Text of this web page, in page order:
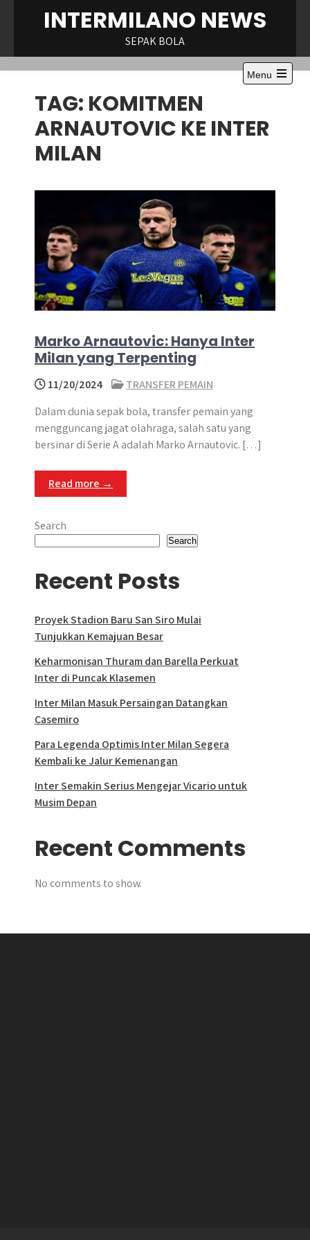
INTERMILANO NEWS
SEPAK BOLA
Menu
Open
TAG: KOMITMEN
ARNAUTOVIC KE INTER
MILAN
Marko Arnautovic: Hanya Inter
Milan yang Terpenting
11/20/2024
TRANSFER PEMAIN
Dalam dunia sepak bola, transfer pemain yang
mengguncang jagat olahraga, salah satu yang
bersinar di Serie A adalah Marko Arnautovic. […]
Read more →
Search
Search
Recent Posts
Proyek Stadion Baru San Siro Mulai
Tunjukkan Kemajuan Besar
Keharmonisan Thuram dan Barella Perkuat
Inter di Puncak Klasemen
Inter Milan Masuk Persaingan Datangkan
Casemiro
Para Legenda Optimis Inter Milan Segera
Kembali ke Jalur Kemenangan
Inter Semakin Serius Mengejar Vicario untuk
Musim Depan
Recent Comments
No comments to show.